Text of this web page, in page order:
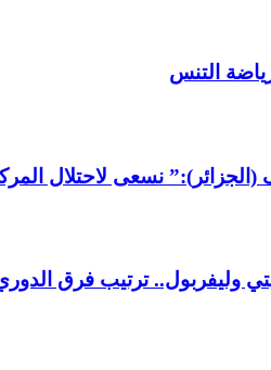
التنس
(الجزائر):” نسعى لاحتلال
وليفربول.. ترتيب فرق الدوري